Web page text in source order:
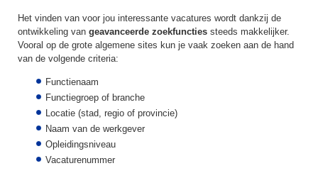
Het vinden van voor jou interessante vacatures wordt dankzij de
ontwikkeling van geavanceerde zoekfuncties steeds makkelijker.
Vooral op de grote algemene sites kun je vaak zoeken aan de hand
van de volgende criteria:
Functienaam
Functiegroep of branche
Locatie (stad, regio of provincie)
Naam van de werkgever
Opleidingsniveau
Vacaturenummer